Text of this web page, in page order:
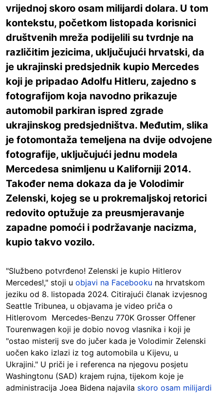
vrijednoj skoro osam milijardi dolara. U tom
kontekstu, početkom listopada korisnici
društvenih mreža podijelili su tvrdnje na
različitim jezicima, uključujući hrvatski, da
je ukrajinski predsjednik kupio Mercedes
koji je pripadao Adolfu Hitleru, zajedno s
fotografijom koja navodno prikazuje
automobil parkiran ispred zgrade
ukrajinskog predsjedništva. Međutim, slika
je fotomontaža temeljena na dvije odvojene
fotografije, uključujući jednu modela
Mercedesa snimljenu u Kaliforniji 2014.
Također nema dokaza da je Volodimir
Zelenski, kojeg se u prokremaljskoj retorici
redovito optužuje za preusmjeravanje
zapadne pomoći i podržavanje nacizma,
kupio takvo vozilo.
"Službeno potvrđeno! Zelenski je kupio Hitlerov
Mercedes!," stoji u objavi na Facebooku na hrvatskom
jeziku od 8. listopada 2024. Citirajući članak izvjesnog
Seattle Tribunea, u objavama je video priča o
Hitlerovom Mercedes-Benzu 770K Grosser Offener
Tourenwagen koji je dobio novog vlasnika i koji je
"ostao misterij sve do jučer kada je Volodimir Zelenski
uočen kako izlazi iz tog automobila u Kijevu, u
Ukrajini." U priči je i referenca na njegovu posjetu
Washingtonu (SAD) krajem rujna, tijekom koje je
administracija Joea Bidena najavila skoro osam milijardi